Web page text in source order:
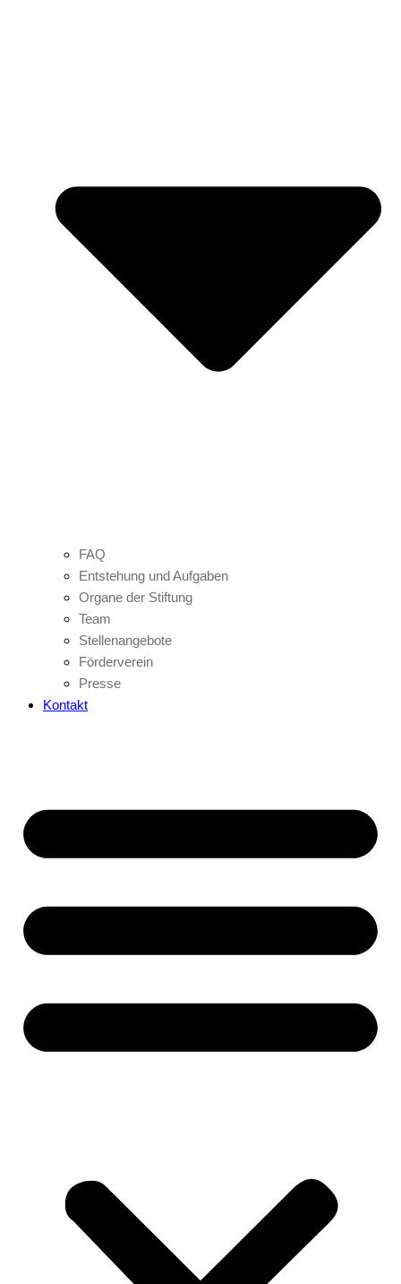
FAQ
Entstehung und Aufgaben
Organe der Stiftung
Team
Stellenangebote
Förderverein
Presse
Kontakt